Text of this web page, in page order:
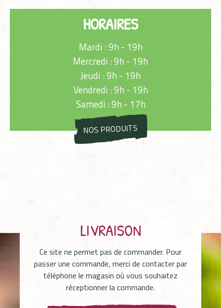
HORAIRES
Mardi : 9h - 19h
Mercredi : 9h - 19h
Jeudi : 9h - 19h
Vendredi : 9h - 19h
Samedi : 9h - 17h
NOS PRODUITS
LIVRAISON
Ce site ne permet pas de commander. Pour
passer une commande, merci de contacter par
téléphone le magasin où vous souhaitez
réceptionner la commande.